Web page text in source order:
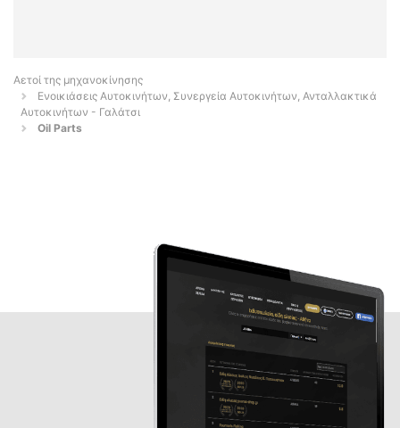
Αετοί της μηχανοκίνησης
Ενοικιάσεις Αυτοκινήτων, Συνεργεία Αυτοκινήτων, Ανταλλακτικά
Αυτοκινήτων - Γαλάτσι
Oil Parts